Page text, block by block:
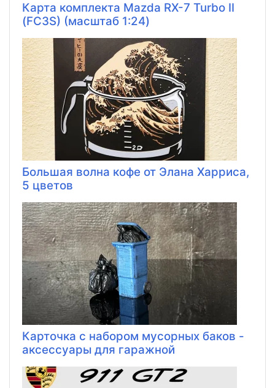
Карта комплекта Mazda RX-7 Turbo II
(FC3S) (масштаб 1:24)
Большая волна кофе от Элана Харриса,
5 цветов
Карточка с набором мусорных баков -
аксессуары для гаражной